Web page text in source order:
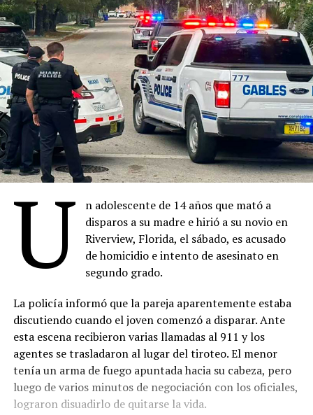
U
n adolescente de 14 años que mató a
disparos a su madre e hirió a su novio en
Riverview, Florida, el sábado, es acusado
de homicidio e intento de asesinato en
segundo grado.
La policía informó que la pareja aparentemente estaba
discutiendo cuando el joven comenzó a disparar. Ante
esta escena recibieron varias llamadas al 911 y los
agentes se trasladaron al lugar del tiroteo. El menor
tenía un arma de fuego apuntada hacia su cabeza, pero
luego de varios minutos de negociación con los oficiales,
lograron disuadirlo de quitarse la vida.